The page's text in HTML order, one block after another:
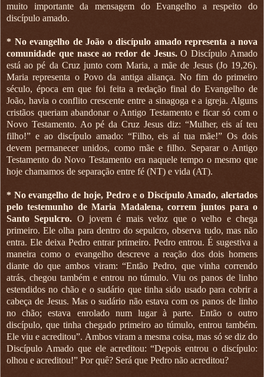
muito importante da mensagem do Evangelho a respeito do
discípulo amado.
* No evangelho de João o discípulo amado representa a nova
comunidade que nasce ao redor de Jesus.O Discípulo Amado
está ao pé da Cruz junto com Maria, a mãe de Jesus (Jo 19,26).
Maria representa o Povo da antiga aliança. No fim do primeiro
século, época em que foi feita a redação final do Evangelho de
João, havia o conflito crescente entre a sinagoga e a igreja. Alguns
cristãos queriam abandonar o Antigo Testamento e ficar só com o
Novo Testamento. Ao pé da Cruz Jesus diz: “Mulher, eis aí teu
filho!” e ao discípulo amado: “Filho, eis aí tua mãe!” Os dois
devem permanecer unidos, como mãe e filho. Separar o Antigo
Testamento do Novo Testamento era naquele tempo o mesmo que
hoje chamamos de separação entre fé (NT) e vida (AT).
* No evangelho de hoje, Pedro e o Discípulo Amado, alertados
pelo testemunho de Maria Madalena, correm juntos para o
Santo Sepulcro. O jovem é mais veloz que o velho e chega
primeiro. Ele olha para dentro do sepulcro, observa tudo, mas não
entra. Ele deixa Pedro entrar primeiro. Pedro entrou. É sugestiva a
maneira como o evangelho descreve a reação dos dois homens
diante do que ambos viram: “Então Pedro, que vinha correndo
atrás, chegou também e entrou no túmulo. Viu os panos de linho
estendidos no chão e o sudário que tinha sido usado para cobrir a
cabeça de Jesus. Mas o sudário não estava com os panos de linho
no chão; estava enrolado num lugar à parte. Então o outro
discípulo, que tinha chegado primeiro ao túmulo, entrou também.
Ele viu e acreditou”. Ambos viram a mesma coisa, mas só se diz do
Discípulo Amado que ele acreditou: “Depois entrou o discípulo:
olhou e acreditou!” Por quê? Será que Pedro não acreditou?